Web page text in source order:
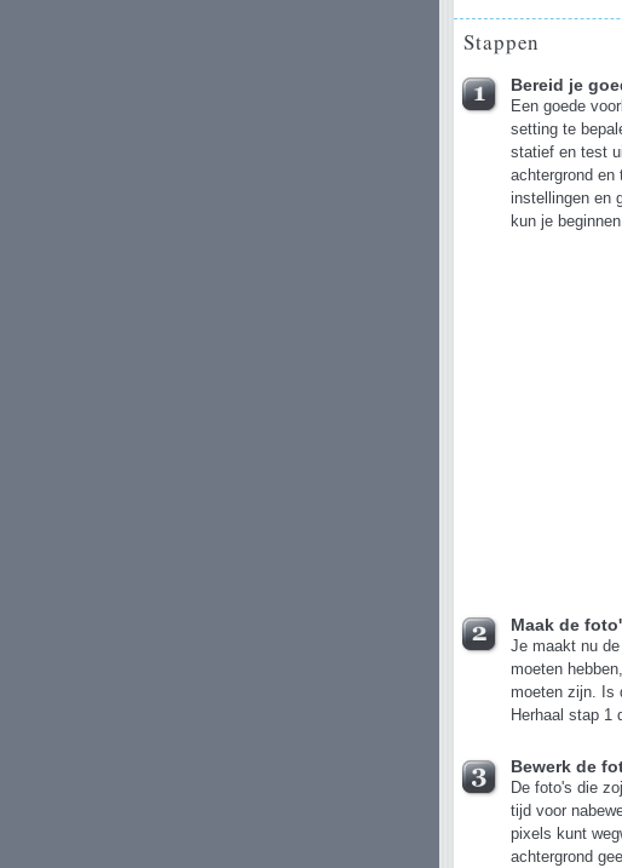
Stappen
Bereid je
Een goede
setting te
statief en test
achtergrond
instellingen en
kun je
Maak de
Je maakt nu
moeten
moeten zijn. Is
Herhaal stap 1
Bewerk de
De foto's die
tijd voor
pixels kunt
achtergrond